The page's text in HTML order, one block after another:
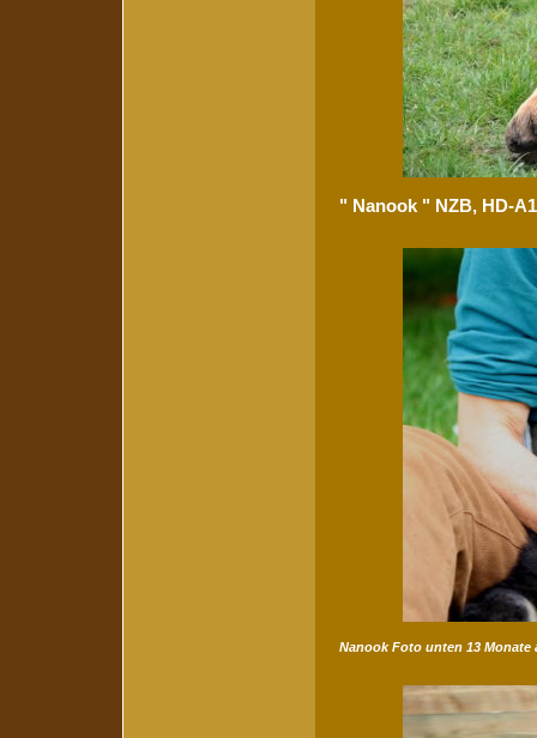
" Nanook " NZB, HD-A1
Nanook Foto unten 13 Monate